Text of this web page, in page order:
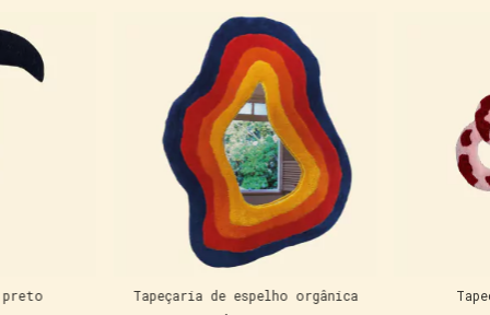
preto
Tapeçaria de espelho orgânica